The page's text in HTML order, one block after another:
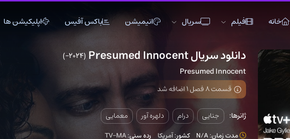
فیلم
اکشن
تاریخی
جنگی خانوادگی
دلهره آور
عاشقانه
کمدی
سریال
اکشن
دلهره آور
انیمیشن باکس آفیس اپلیکیشن ها
دانلود سریال Presumed Innocent (2024–)
Presumed Innocent
ژانرها: جنایی درام دلهره آور معمایی
مدت زمان: N/A کشور:آمریکا رده سنی:TV-MA